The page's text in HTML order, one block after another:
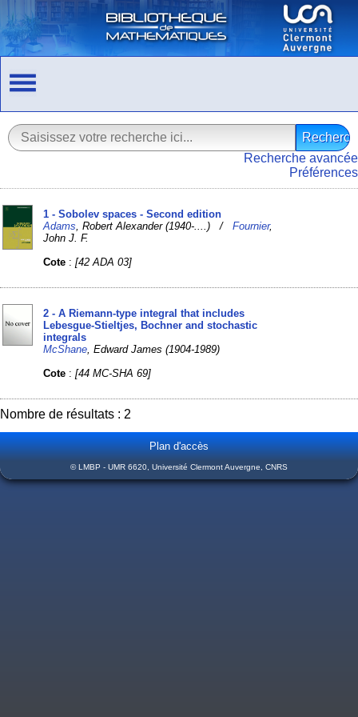
Recherche avancée
Préférences
1 - Sobolev spaces - Second edition
Adams , Robert Alexander (1940-....) /Fournier,
John J. F.
Cote :[42 ADA 03]
2 - A Riemann-type integral that includes
Lebesgue-Stieltjes, Bochner and stochastic
integrals
McShane , Edward James (1904-1989)
Cote :[44 MC-SHA 69]
Nombre de résultats : 2
Plan d'accès
© LMBP - UMR 6620, Université Clermont Auvergne, CNRS